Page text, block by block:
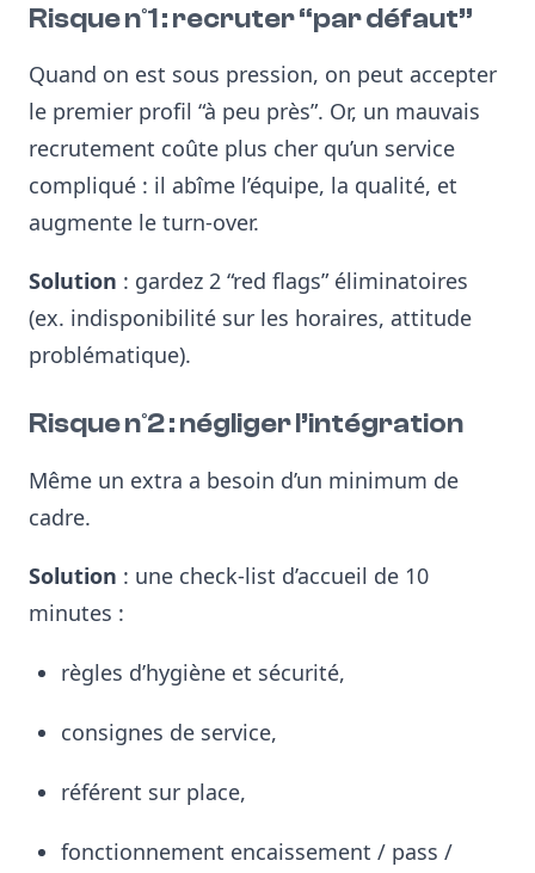
Risque n°1 : recruter “par défaut”
Quand on est sous pression, on peut accepter
le premier profil “à peu près”. Or, un mauvais
recrutement coûte plus cher qu’un service
compliqué : il abîme l’équipe, la qualité, et
augmente le turn-over.
Solution : gardez 2 “red flags” éliminatoires
(ex. indisponibilité sur les horaires, attitude
problématique).
Risque n°2 : négliger l’intégration
Même un extra a besoin d’un minimum de
cadre.
Solution : une check-list d’accueil de 10
minutes :
règles d’hygiène et sécurité,
consignes de service,
référent sur place,
fonctionnement encaissement / pass /